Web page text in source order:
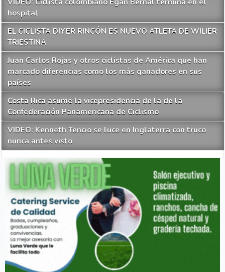
hospital
EL CICLISTA DIYER RINCÓN ES NUEVO ATLETA DE WILIER
TRIESTINA
Juan Carlos Rojas y otros ciclistas de América que han
marcado diferencias como los más ganadores en sus
países
Costa Rica asume la vicepresidencia de la de la
Confederación Panamericana de Ciclismo
VIDEO: Kenneth Tencio se luce en Inglaterra con truco
nunca antes visto